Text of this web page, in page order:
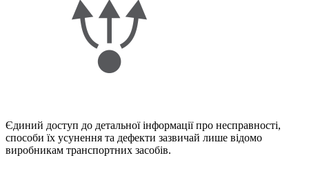
Єдиний доступ до детальної інформації про несправності,
способи їх усунення та дефекти зазвичай лише відомо
виробникам транспортних засобів.